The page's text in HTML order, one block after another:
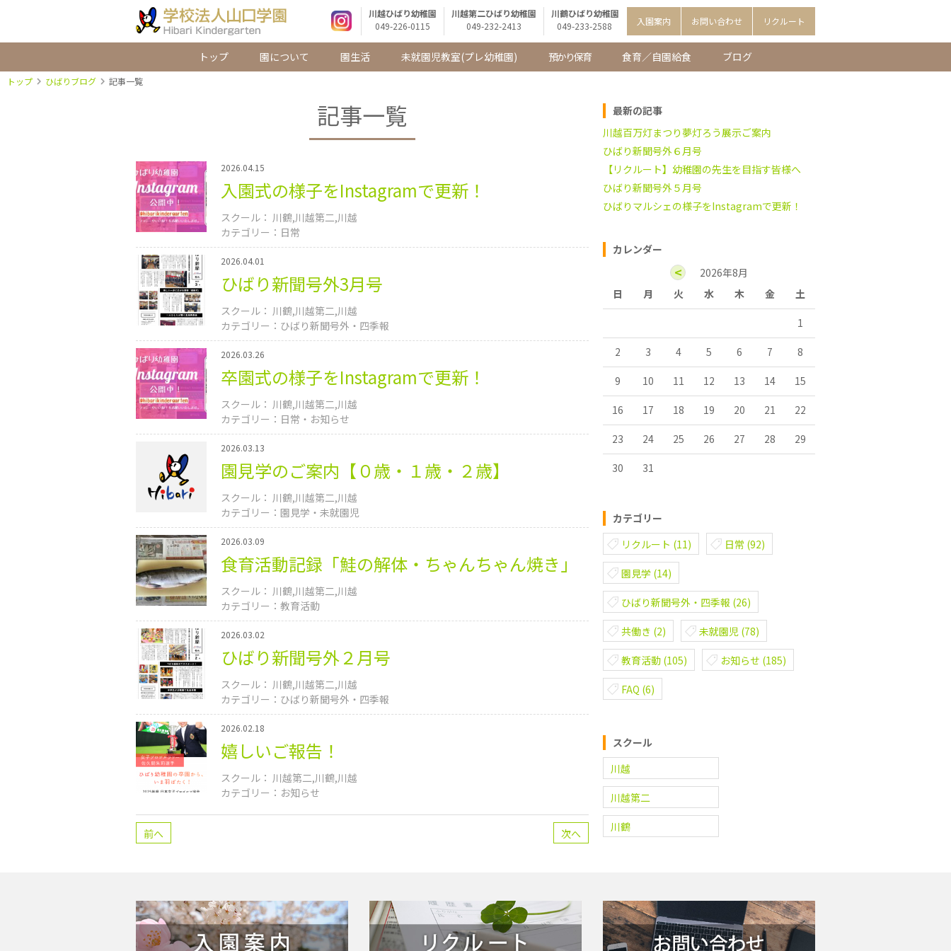
トップ 園について 園生活 未就園児教室(プレ幼稚園) 預かり保育 食育／自園給食 ブログ
川越ひばり幼稚園
049-226-0115
川越第二ひばり幼稚園
049-232-2413
川鶴ひばり幼稚園
049-233-2588
入園案内 お問い合わせ リクルート
トップ ひばりブログ 記事一覧
記事一覧
2026.04.15
入園式の様子をInstagramで更新！
川鶴 川越第二 川越
日常
2026.04.01
ひばり新聞号外3月号
川鶴 川越第二 川越
ひばり新聞号外・四季報
2026.03.26
卒園式の様子をInstagramで更新！
川鶴 川越第二 川越
日常
お知らせ
2026.03.13
園見学のご案内【０歳・１歳・２歳】
川鶴 川越第二 川越
園見学
未就園児
2026.03.09
食育活動記録「鮭の解体・ちゃんちゃん焼き」
川鶴 川越第二 川越
教育活動
2026.03.02
ひばり新聞号外２月号
川鶴 川越第二 川越
ひばり新聞号外・四季報
2026.02.18
嬉しいご報告！
川越第二 川鶴 川越
お知らせ
前へ 次へ
最新の記事
川越百万灯まつり夢灯ろう展示ご案内
ひばり新聞号外６月号
【リクルート】幼稚園の先生を目指す皆様へ
ひばり新聞号外５月号
ひばりマルシェの様子をInstagramで更新！
カレンダー
<
2026年8月
日
月 火 水 木 金 土
1
2 3 4 5 6 7 8
9 10 11 12 13 14 15
16 17 18 19 20 21 22
23 24 25 26 27 28 29
30 31
カテゴリー
リクルート (11) 日常 (92)
園見学 (14)
ひばり新聞号外・四季報 (26)
共働き (2) 未就園児 (78)
教育活動 (105) お知らせ (185)
FAQ (6)
スクール
川越
川越第二
川鶴